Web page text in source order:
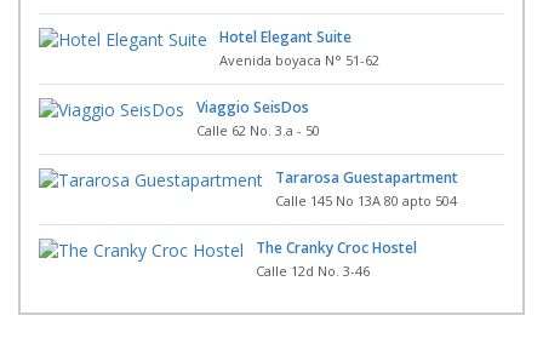
Hotel Elegant Suite
Avenida boyaca N° 51-62
Viaggio SeisDos
Calle 62 No. 3.a - 50
Tararosa Guestapartment
Calle 145 No 13A 80 apto 504
The Cranky Croc Hostel
Calle 12d No. 3-46